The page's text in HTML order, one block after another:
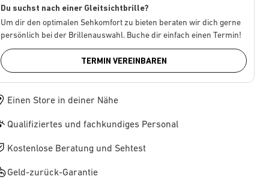
Du suchst nach einer Gleitsichtbrille?
Um dir den optimalen Sehkomfort zu bieten beraten wir dich gerne
persönlich bei der Brillenauswahl. Buche dir einfach einen Termin!
TERMIN VEREINBAREN
Einen Store in deiner Nähe
Qualifiziertes und fachkundiges Personal
Kostenlose Beratung und Sehtest
Geld-zurück-Garantie